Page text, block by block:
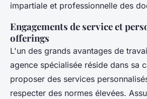
impartiale et professionnelle des
Engagements de service et
offerings
L'un des grands avantages de
agence spécialisée réside dans sa
proposer des services
respecter des normes élevées.